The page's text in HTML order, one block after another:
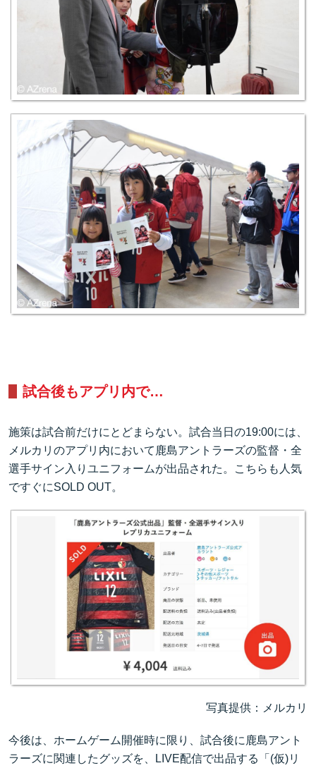
試合後もアプリ内で…
施策は試合前だけにとどまらない。試合当日の19:00には、
メルカリのアプリ内において鹿島アントラーズの監督・全
選手サイン入りユニフォームが出品された。こちらも人気
ですぐにSOLD OUT。
写真提供：メルカリ
今後は、ホームゲーム開催時に限り、試合後に鹿島アント
ラーズに関連したグッズを、LIVE配信で出品する「(仮)リ